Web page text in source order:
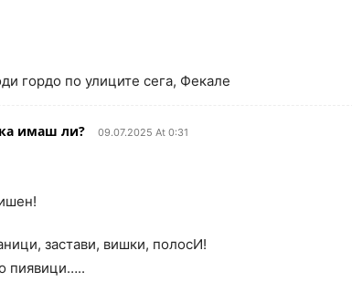
гордо по улиците сега, Фекале
имаш ли? 09.07.2025 At 0:31
застави, вишки, полосИ!
пиявици…..